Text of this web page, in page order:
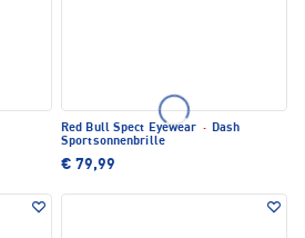
Red Bull Spect Eyewear · Dash
Sportsonnenbrille
€ 79,99